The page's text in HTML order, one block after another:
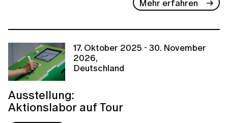
Mehr erfahren
17. Oktober 2025 - 30. November
2026,
Deutschland
Ausstellung:
Aktionslabor auf Tour